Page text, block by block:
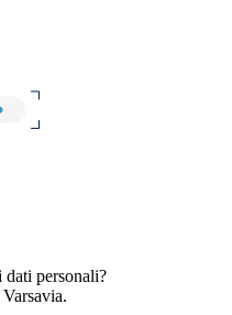
dati personali?